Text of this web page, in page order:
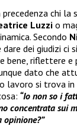
chi la
Luzzi o
Secondo
dei giudizi ci
bene, riflettere e
dato che
lavoro si trova
“Io non so i
concentrata sui